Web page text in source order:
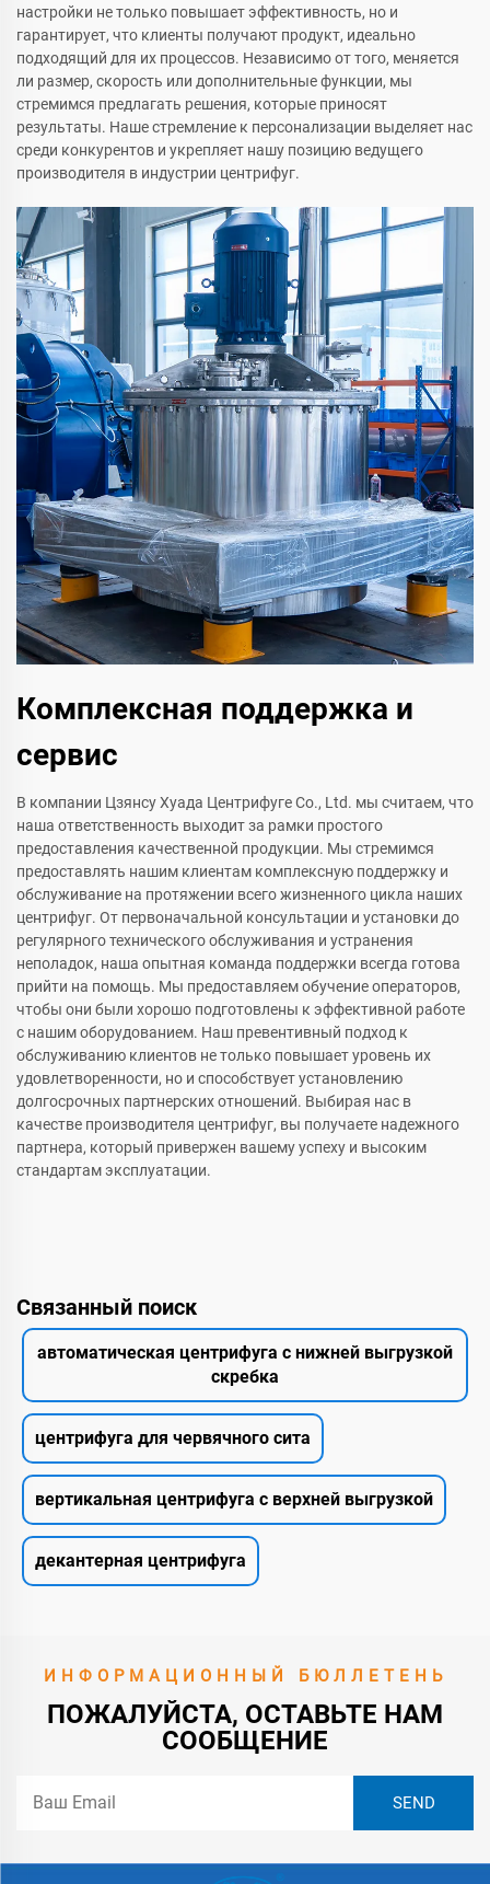
настройки не только повышает эффективность, но и
гарантирует, что клиенты получают продукт, идеально
подходящий для их процессов. Независимо от того, меняется
ли размер, скорость или дополнительные функции, мы
стремимся предлагать решения, которые приносят
результаты. Наше стремление к персонализации выделяет нас
среди конкурентов и укрепляет нашу позицию ведущего
производителя в индустрии центрифуг.
Комплексная поддержка и
сервис
В компании Цзянсу Хуада Центрифуге Co., Ltd. мы считаем, что
наша ответственность выходит за рамки простого
предоставления качественной продукции. Мы стремимся
предоставлять нашим клиентам комплексную поддержку и
обслуживание на протяжении всего жизненного цикла наших
центрифуг. От первоначальной консультации и установки до
регулярного технического обслуживания и устранения
неполадок, наша опытная команда поддержки всегда готова
прийти на помощь. Мы предоставляем обучение операторов,
чтобы они были хорошо подготовлены к эффективной работе
с нашим оборудованием. Наш превентивный подход к
обслуживанию клиентов не только повышает уровень их
удовлетворенности, но и способствует установлению
долгосрочных партнерских отношений. Выбирая нас в
качестве производителя центрифуг, вы получаете надежного
партнера, который привержен вашему успеху и высоким
стандартам эксплуатации.
Связанный поиск
автоматическая центрифуга с нижней выгрузкой
скребка
центрифуга для червячного сита
вертикальная центрифуга с верхней выгрузкой
декантерная центрифуга
ИНФОРМАЦИОННЫЙ БЮЛЛЕТЕНЬ
ПОЖАЛУЙСТА, ОСТАВЬТЕ НАМ
СООБЩЕНИЕ